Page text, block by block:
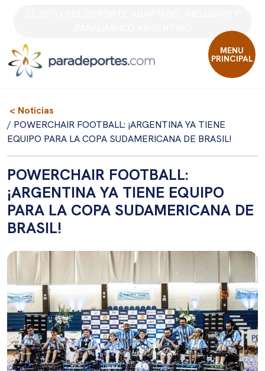
MENU
PRINCIPAL
< Noticias
/ POWERCHAIR FOOTBALL: ¡ARGENTINA YA TIENE
EQUIPO PARA LA COPA SUDAMERICANA DE BRASIL!
POWERCHAIR FOOTBALL:
¡ARGENTINA YA TIENE EQUIPO
PARA LA COPA SUDAMERICANA DE
BRASIL!